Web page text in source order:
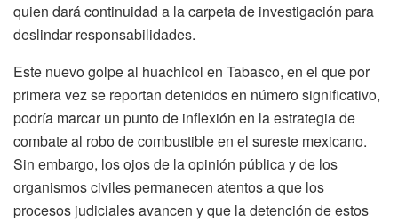
quien dará continuidad a la carpeta de investigación para
deslindar responsabilidades.
Este nuevo golpe al huachicol en Tabasco, en el que por
primera vez se reportan detenidos en número significativo,
podría marcar un punto de inflexión en la estrategia de
combate al robo de combustible en el sureste mexicano.
Sin embargo, los ojos de la opinión pública y de los
organismos civiles permanecen atentos a que los
procesos judiciales avancen y que la detención de estos